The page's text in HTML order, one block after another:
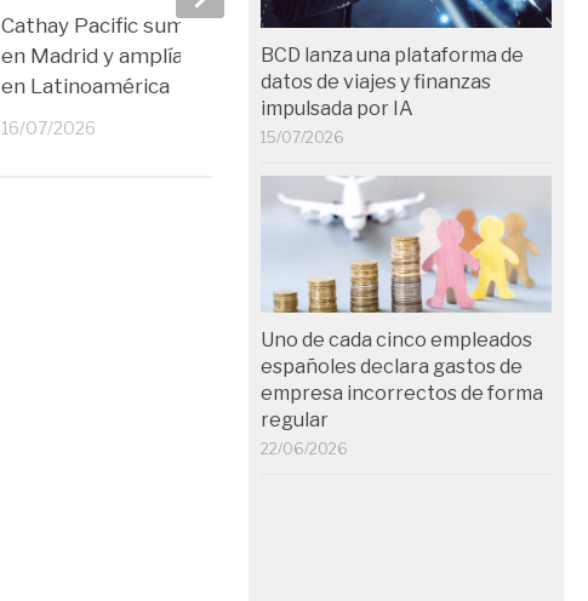
Cathay Pacific suma frecuencias
en Madrid y amplía su cobertura
en Latinoamérica
16/07/2026
El Colegio de
Madrid, sede del
2026
BCD lanza una plataforma de
datos de viajes y finanzas
impulsada por IA
15/07/2026
Uno de cada cinco empleados
españoles declara gastos de
empresa incorrectos de forma
regular
22/06/2026